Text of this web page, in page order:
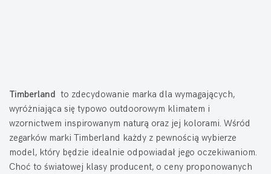
Timberland to zdecydowanie marka dla wymagających,
wyróżniająca się typowo outdoorowym klimatem i
wzornictwem inspirowanym naturą oraz jej kolorami. Wśród
zegarków marki Timberland każdy z pewnością wybierze
model, który będzie idealnie odpowiadał jego oczekiwaniom.
Choć to światowej klasy producent, o ceny proponowanych